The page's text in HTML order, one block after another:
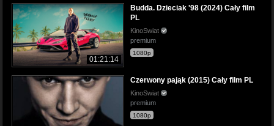
01:21:14
Budda. Dzieciak '98 (2024) Cały film
PL
KinoSwiat
premium
1080p
Czerwony pająk (2015) Cały film PL
KinoSwiat
premium
1080p